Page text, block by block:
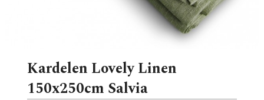
Kardelen Lovely Linen
150x250cm Salvia